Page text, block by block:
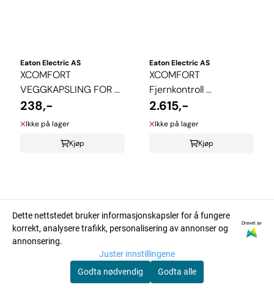
Eaton Electric AS
XCOMFORT
VEGGKAPSLING FOR ...
238,-
Ikke på lager
Kjøp
Eaton Electric AS
XCOMFORT
Fjernkontroll ...
2.615,-
Ikke på lager
Kjøp
Dette nettstedet bruker informasjonskapsler for å fungere
korrekt, analysere trafikk, personalisering av annonser og
annonsering.
Drevet av
Juster innstillingene
Godta nødvendig
Godta alle